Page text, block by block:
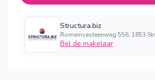
Structura.biz
Romeinsesteenweg 556, 1853
Bel de makelaar